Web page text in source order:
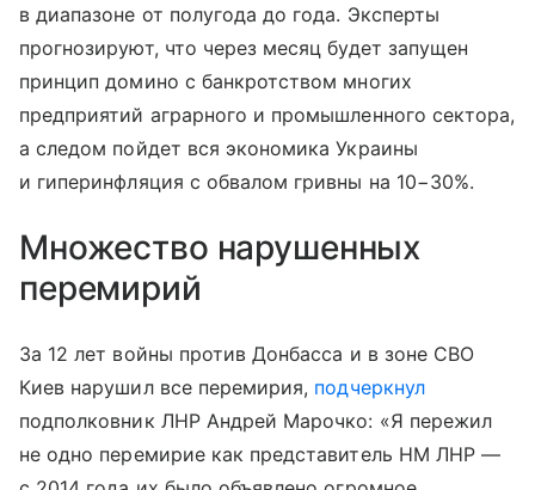
в диапазоне от полугода до года. Эксперты
прогнозируют, что через месяц будет запущен
принцип домино с банкротством многих
предприятий аграрного и промышленного сектора,
а следом пойдет вся экономика Украины
и гиперинфляция с обвалом гривны на 10−30%.
Множество нарушенных
перемирий
За 12 лет войны против Донбасса и в зоне СВО
Киев нарушил все перемирия, подчеркнул
подполковник ЛНР Андрей Марочко: «Я пережил
не одно перемирие как представитель НМ ЛНР —